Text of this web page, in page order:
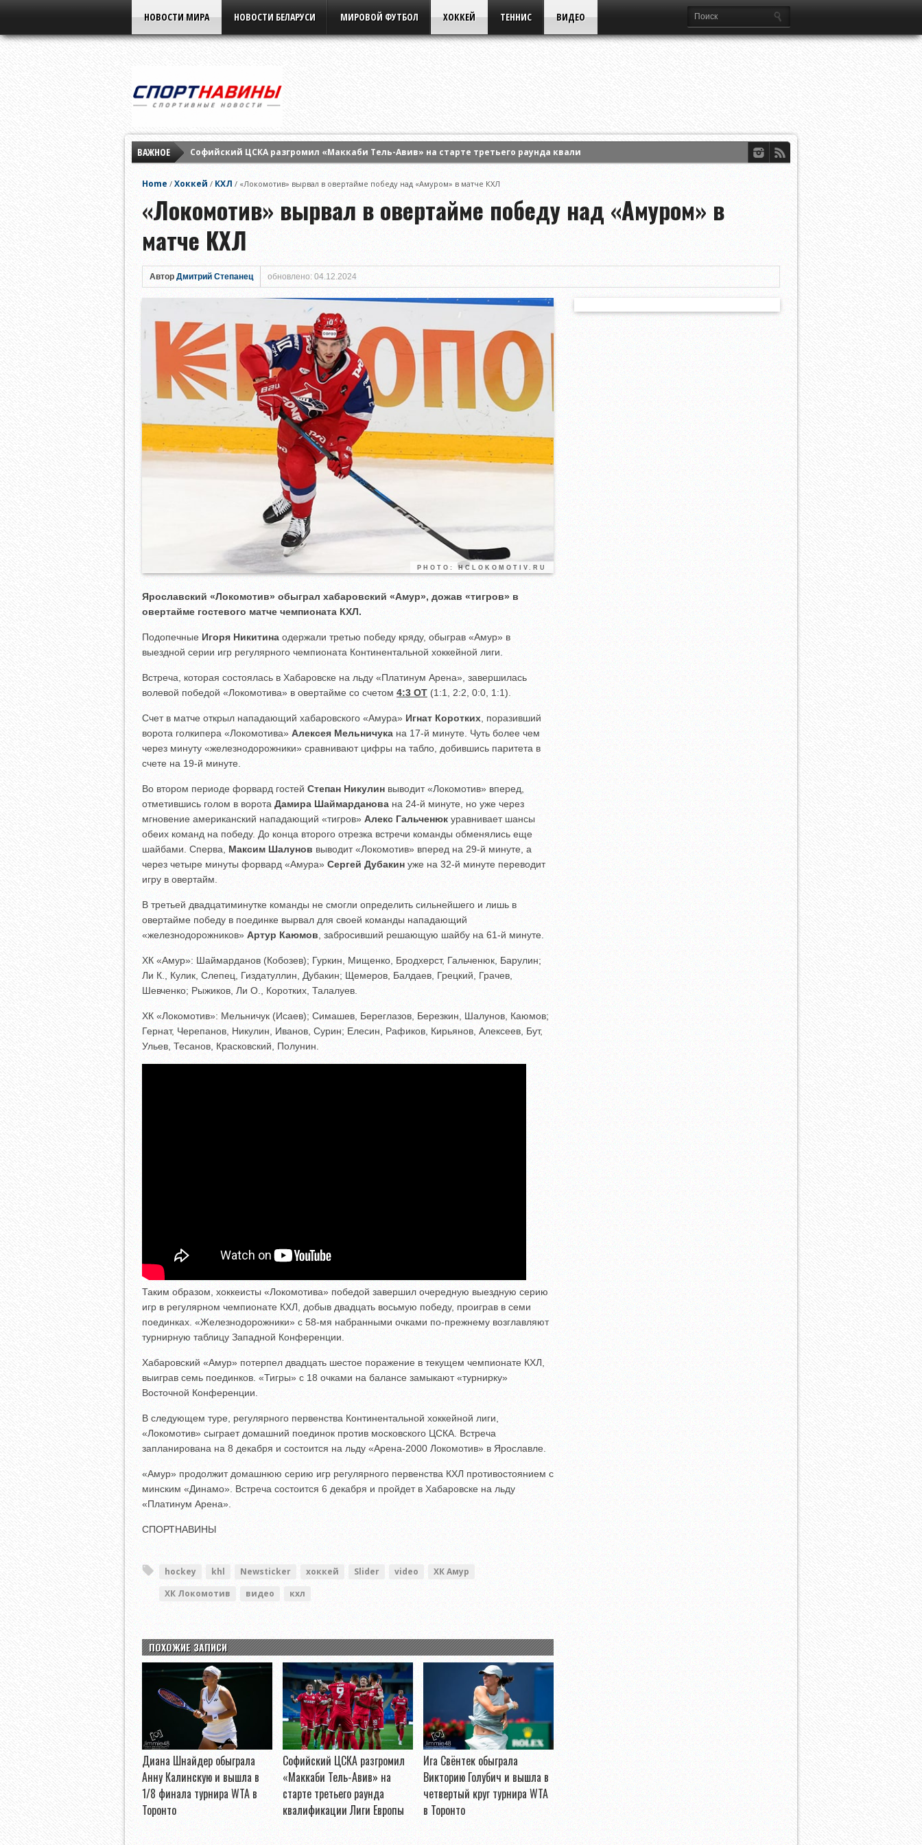
НОВОСТИ МИРА НОВОСТИ БЕЛАРУСИ МИРОВОЙ ФУТБОЛ ХОККЕЙ ТЕННИС ВИДЕО
ВАЖНОЕ
Софийский ЦСКА разгромил «Маккаби Тель-Авив» на старте третьего раунда квалификации Лиги Европы
Home / Хоккей / КХЛ / «Локомотив» вырвал в овертайме победу над «Амуром» в матче КХЛ
«Локомотив» вырвал в овертайме победу над «Амуром» в
матче КХЛ
Автор Дмитрий Степанец обновлено: 04.12.2024
PHOTO: HCLOKOMOTIV.RU
Ярославский «Локомотив» обыграл хабаровский «Амур», дожав «тигров» в
овертайме гостевого матче чемпионата КХЛ.
Подопечные Игоря Никитина одержали третью победу кряду, обыграв «Амур» в
выездной серии игр регулярного чемпионата Континентальной хоккейной лиги.
Встреча, которая состоялась в Хабаровске на льду «Платинум Арена», завершилась
волевой победой «Локомотива» в овертайме со счетом 4:3 ОТ (1:1, 2:2, 0:0, 1:1).
Счет в матче открыл нападающий хабаровского «Амура» Игнат Коротких , поразивший
ворота голкипера «Локомотива» Алексея Мельничука на 17-й минуте. Чуть более чем
через минуту «железнодорожники» сравнивают цифры на табло, добившись паритета в
счете на 19-й минуте.
Во втором периоде форвард гостей Степан Никулин выводит «Локомотив» вперед,
отметившись голом в ворота Дамира Шаймарданова на 24-й минуте, но уже через
мгновение американский нападающий «тигров» Алекс Гальченюк уравнивает шансы
обеих команд на победу. До конца второго отрезка встречи команды обменялись еще
шайбами. Сперва, Максим Шалунов выводит «Локомотив» вперед на 29-й минуте, а
через четыре минуты форвард «Амура» Сергей Дубакин уже на 32-й минуте переводит
игру в овертайм.
В третьей двадцатиминутке команды не смогли определить сильнейшего и лишь в
овертайме победу в поединке вырвал для своей команды нападающий
«железнодорожников» Артур Каюмов , забросивший решающую шайбу на 61-й минуте.
ХК «Амур»: Шаймарданов (Кобозев); Гуркин, Мищенко, Бродхерст, Гальченюк, Барулин;
Ли К., Кулик, Слепец, Гиздатуллин, Дубакин; Щемеров, Балдаев, Грецкий, Грачев,
Шевченко; Рыжиков, Ли О., Коротких, Талалуев.
ХК «Локомотив»: Мельничук (Исаев); Симашев, Береглазов, Березкин, Шалунов, Каюмов;
Гернат, Черепанов, Никулин, Иванов, Сурин; Елесин, Рафиков, Кирьянов, Алексеев, Бут,
Ульев, Тесанов, Красковский, Полунин.
Таким образом, хоккеисты «Локомотива» победой завершил очередную выездную серию
игр в регулярном чемпионате КХЛ, добыв двадцать восьмую победу, проиграв в семи
поединках. «Железнодорожники» с 58-мя набранными очками по-прежнему возглавляют
турнирную таблицу Западной Конференции.
Хабаровский «Амур» потерпел двадцать шестое поражение в текущем чемпионате КХЛ,
выиграв семь поединков. «Тигры» с 18 очками на балансе замыкают «турнирку»
Восточной Конференции.
В следующем туре, регулярного первенства Континентальной хоккейной лиги,
«Локомотив» сыграет домашний поединок против московского ЦСКА. Встреча
запланирована на 8 декабря и состоится на льду «Арена-2000 Локомотив» в Ярославле.
«Амур» продолжит домашнюю серию игр регулярного первенства КХЛ противостоянием с
минским «Динамо». Встреча состоится 6 декабря и пройдет в Хабаровске на льду
«Платинум Арена».
СПОРТНАВИНЫ
hockey khl Newsticker хоккей Slider video
ХК Амур
ХК Локомотив
видео кхл
ПОХОЖИЕ ЗАПИСИ
Диана Шнайдер обыграла
Анну Калинскую и вышла в
1/8 финала турнира WTA в
Торонто
Софийский ЦСКА разгромил
«Маккаби Тель-Авив» на
старте третьего раунда
квалификации Лиги Европы
Ига Свёнтек обыграла
Викторию Голубич и вышла в
четвертый круг турнира WTA
в Торонто